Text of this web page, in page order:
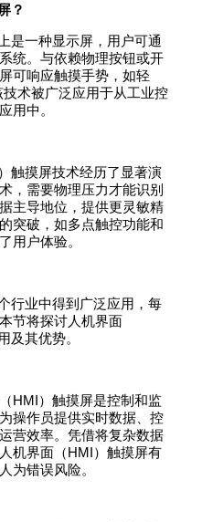
？
是一种显示屏，用户可通
统。与依赖物理按钮或开
可响应触摸手势，如轻
术被广泛应用于从工业控
用中。
触摸屏技术经历了显著演
，需要物理压力才能识别
主导地位，提供更灵敏精
突破，如多点触控功能和
用户体验。
行业中得到广泛应用，每
节将探讨人机界面
及其优势。
HMI）触摸屏是控制和监
操作员提供实时数据、控
营效率。凭借将复杂数据
机界面（HMI）触摸屏有
为错误风险。